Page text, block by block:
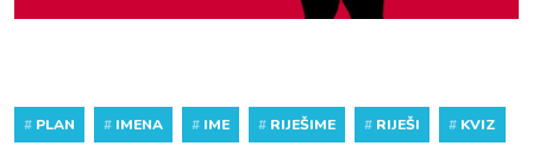
# PLAN # IMENA # IME # RIJEŠIME # RIJEŠI # KVIZ